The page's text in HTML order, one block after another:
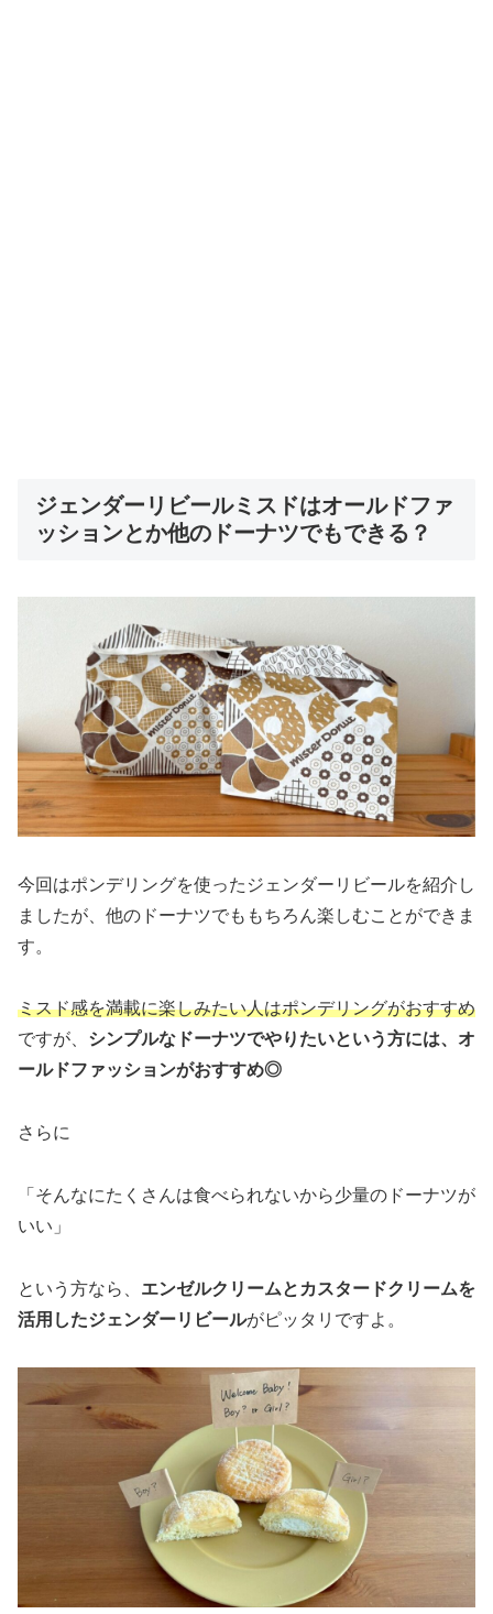
ジェンダーリビールミスドはオールドファ
ッションとか他のドーナツでもできる？
今回はポンデリングを使ったジェンダーリビールを紹介し
ましたが、他のドーナツでももちろん楽しむことができま
す。
ミスド感を満載に楽しみたい人はポンデリングがおすすめ
ですが、 シンプルなドーナツでやりたいという方には、オ
ールドファッションがおすすめ◎
さらに
「そんなにたくさんは食べられないから少量のドーナツが
いい」
という方なら、 エンゼルクリームとカスタードクリームを
活用したジェンダーリビールがピッタリですよ。